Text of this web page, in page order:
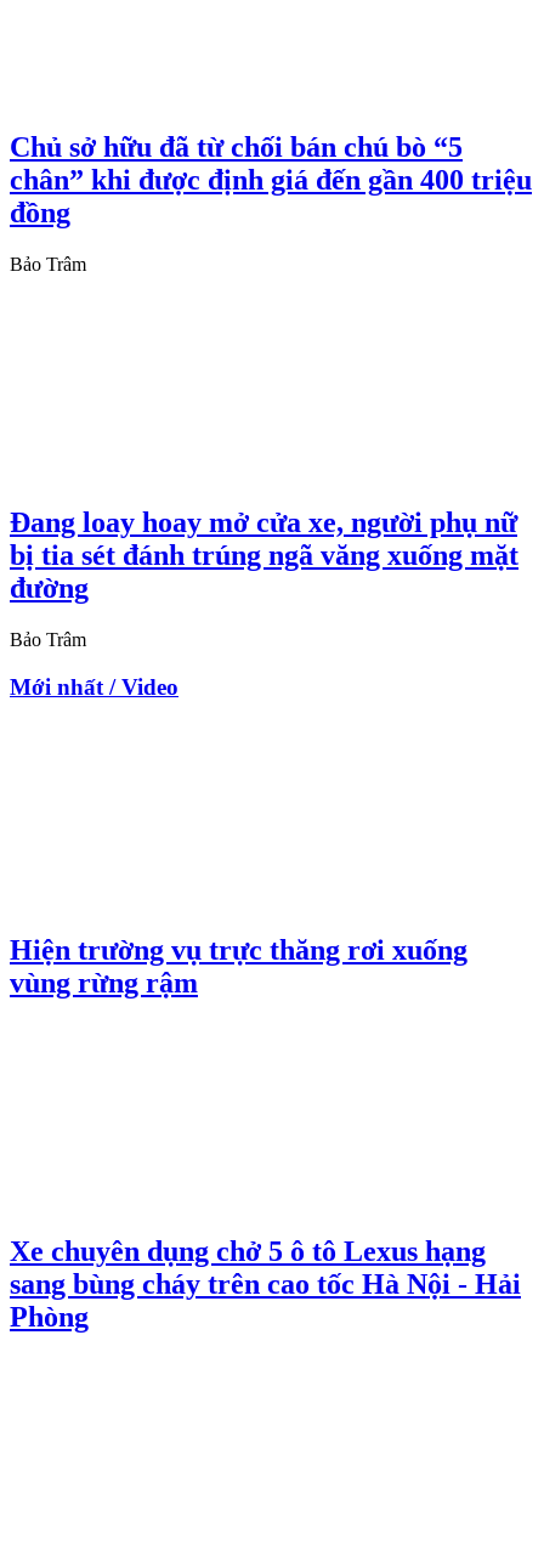
Chủ sở hữu đã từ chối bán chú bò “5
chân” khi được định giá đến gần 400 triệu
đồng
Bảo Trâm
Đang loay hoay mở cửa xe, người phụ nữ
bị tia sét đánh trúng ngã văng xuống mặt
đường
Bảo Trâm
Mới nhất / Video
Hiện trường vụ trực thăng rơi xuống
vùng rừng rậm
Xe chuyên dụng chở 5 ô tô Lexus hạng
sang bùng cháy trên cao tốc Hà Nội - Hải
Phòng